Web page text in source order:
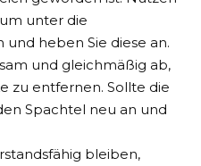
unter die
heben Sie diese an.
und gleichmäßig ab,
zu entfernen. Sollte die
Spachtel neu an und
bleiben,